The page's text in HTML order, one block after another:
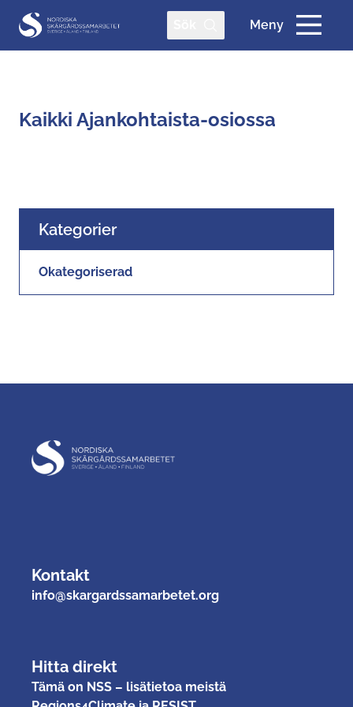
Meny
Kaikki Ajankohtaista-osiossa
Kategorier
Okategoriserad
Kontakt
info@skargardssamarbetet.org
Hitta direkt
Tämä on NSS – lisätietoa meistä